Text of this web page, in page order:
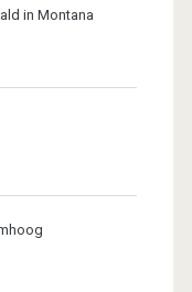
in Montana